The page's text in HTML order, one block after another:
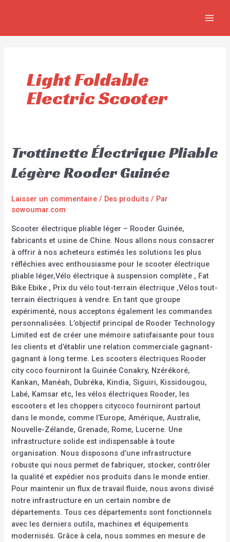
Light Foldable
Electric Scooter
Trottinette Électrique Pliable
Légère Rooder Guinée
Laisser un commentaire / Des produits / Par
sowoumar.com
Scooter électrique pliable léger – Rooder Guinée,
fabricants et usine de Chine. Nous allons nous consacrer
à offrir à nos acheteurs estimés les solutions les plus
réfléchies avec enthousiasme pour le scooter électrique
pliable léger,Vélo électrique à suspension complète , Fat
Bike Ebike , Prix du vélo tout-terrain électrique ,Vélos tout-
terrain électriques à vendre. En tant que groupe
expérimenté, nous acceptons également les commandes
personnalisées. L’objectif principal de Rooder Technology
Limited est de créer une mémoire satisfaisante pour tous
les clients et d’établir une relation commerciale gagnant-
gagnant à long terme. Les scooters électriques Rooder
city coco fourniront la Guinée Conakry, Nzérékoré,
Kankan, Manéah, Dubréka, Kindia, Siguiri, Kissidougou,
Labé, Kamsar etc, les vélos électriques Rooder, les
escooters et les choppers citycoco fourniront partout
dans le monde, comme l’Europe, Amérique, Australie,
Nouvelle-Zélande, Grenade, Rome, Lucerne. Une
infrastructure solide est indispensable à toute
organisation. Nous disposons d’une infrastructure
robuste qui nous permet de fabriquer, stocker, contrôler
la qualité et expédier nos produits dans le monde entier.
Pour maintenir un flux de travail fluide, nous avons divisé
notre infrastructure en un certain nombre de
départements. Tous ces départements sont fonctionnels
avec les derniers outils, machines et équipements
modernisés. Grâce à cela, nous sommes en mesure de